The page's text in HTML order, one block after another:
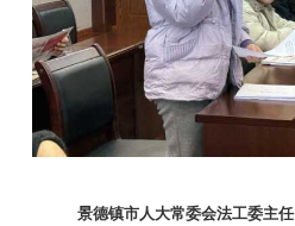
景德镇市人大常委会法工委主任